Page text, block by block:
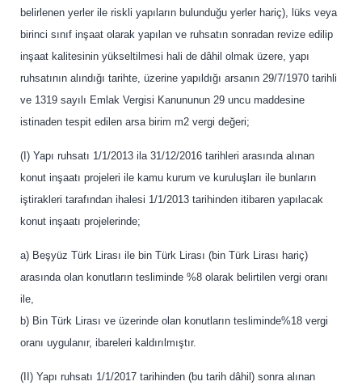
belirlenen yerler ile riskli yapıların bulunduğu yerler hariç), lüks veya
birinci sınıf inşaat olarak yapılan ve ruhsatın sonradan revize edilip
inşaat kalitesinin yükseltilmesi hali de dâhil olmak üzere, yapı
ruhsatının alındığı tarihte, üzerine yapıldığı arsanın 29/7/1970 tarihli
ve 1319 sayılı Emlak Vergisi Kanununun 29 uncu maddesine
istinaden tespit edilen arsa birim m2 vergi değeri;
(I) Yapı ruhsatı 1/1/2013 ila 31/12/2016 tarihleri arasında alınan
konut inşaatı projeleri ile kamu kurum ve kuruluşları ile bunların
iştirakleri tarafından ihalesi 1/1/2013 tarihinden itibaren yapılacak
konut inşaatı projelerinde;
a) Beşyüz Türk Lirası ile bin Türk Lirası (bin Türk Lirası hariç)
arasında olan konutların tesliminde %8 olarak belirtilen vergi oranı
ile,
b) Bin Türk Lirası ve üzerinde olan konutların tesliminde%18 vergi
oranı uygulanır, ibareleri kaldırılmıştır.
(II) Yapı ruhsatı 1/1/2017 tarihinden (bu tarih dâhil) sonra alınan